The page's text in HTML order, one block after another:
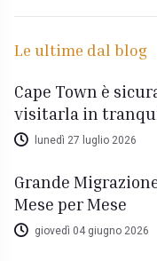
Le ultime dal blog
Cape Town è
visitarla in
lunedì 27 luglio 2026
Grande
Mese per Mese
giovedì 04 giugno 2026